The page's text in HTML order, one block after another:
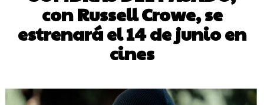
con Russell Crowe, se
estrenará el 14 de junio en
cines